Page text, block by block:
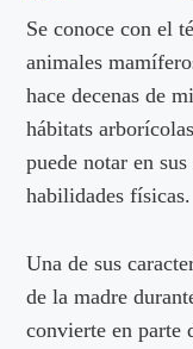
Se conoce con el
animales
hace decenas de
hábitats
puede notar en
habilidades físicas.
Una de sus
de la madre
convierte en parte